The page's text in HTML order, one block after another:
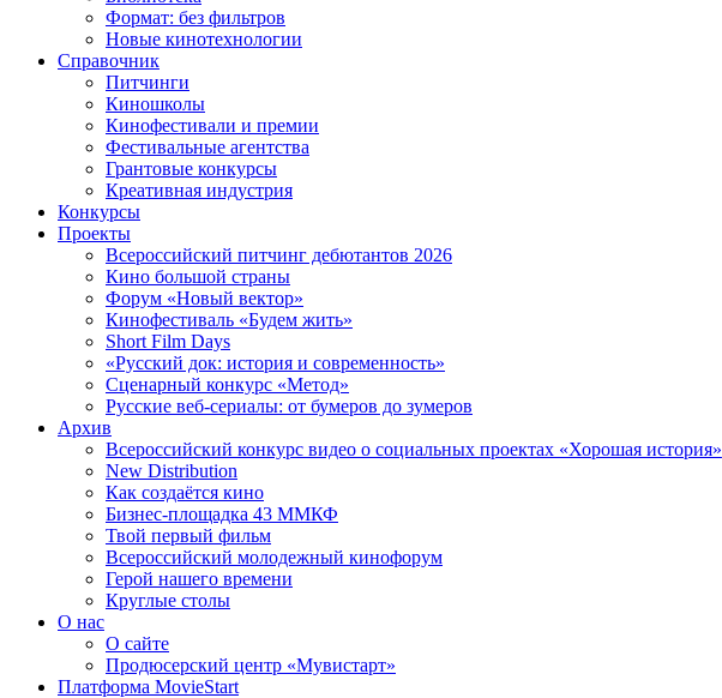
Формат: без фильтров
Новые кинотехнологии
Справочник
Питчинги
Киношколы
Кинофестивали и премии
Фестивальные агентства
Грантовые конкурсы
Креативная индустрия
Конкурсы
Проекты
Всероссийский питчинг дебютантов 2026
Кино большой страны
Форум «Новый вектор»
Кинофестиваль «Будем жить»
Short Film Days
«Русский док: история и современность»
Сценарный конкурс «Метод»
Русские веб-сериалы: от бумеров до зумеров
Архив
Всероссийский конкурс видео о социальных проектах «Хорошая история»
New Distribution
Как создаётся кино
Бизнес-площадка 43 ММКФ
Твой первый фильм
Всероссийский молодежный кинофорум
Герой нашего времени
Круглые столы
О нас
О сайте
Продюсерский центр «Мувистарт»
Платформа MovieStart